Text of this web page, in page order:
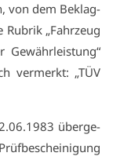
von dem Be­klag­
„Fahr­zeug
Ge­währ­leis­tung“
ver­merkt: „TÜV
über­ge­